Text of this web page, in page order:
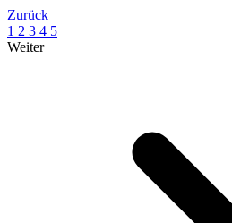
Zurück
1 2 3 4 5
Weiter